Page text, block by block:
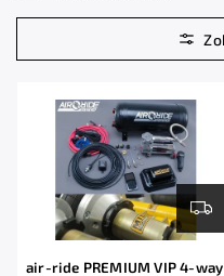
Nejlevnější
Nejdražší
air-ride PREMIUM VIP 4-way